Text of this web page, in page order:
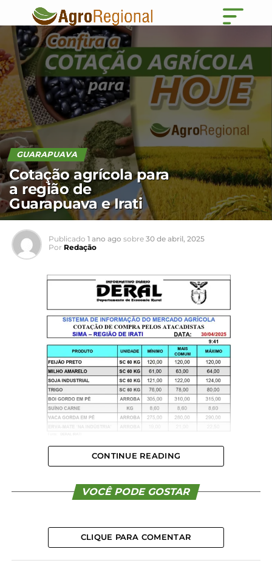
GUARAPUAVA
Cotação agrícola para
a região de
Guarapuava e Irati
Publicado 1 ano ago sobre 30 de abril, 2025
Por Redação
CONTINUE READING
VOCÊ PODE GOSTAR
CLIQUE PARA COMENTAR